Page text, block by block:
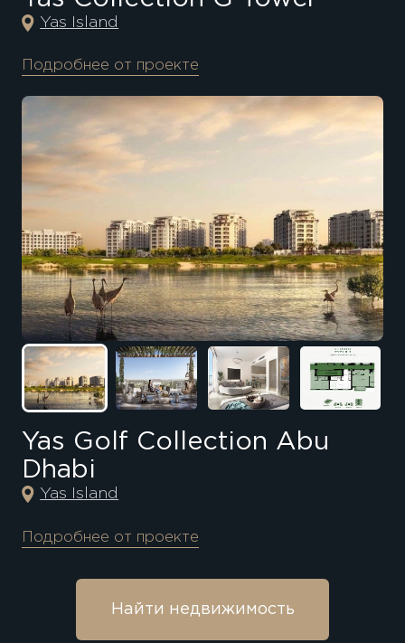
Yas Island
Подробнее от проекте
Yas Golf Collection Abu
Dhabi
Yas Island
Подробнее от проекте
Найти недвижимость